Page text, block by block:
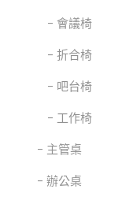
會議椅
折合椅
吧台椅
工作椅
主管桌
辦公桌